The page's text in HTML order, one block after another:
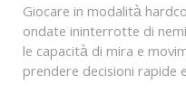
Giocare in modalità
ondate ininterrotte di
le capacità di mira e
prendere decisioni rapide